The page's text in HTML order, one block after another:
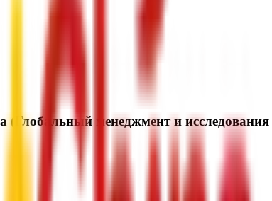
(Глобальный менеджмент и